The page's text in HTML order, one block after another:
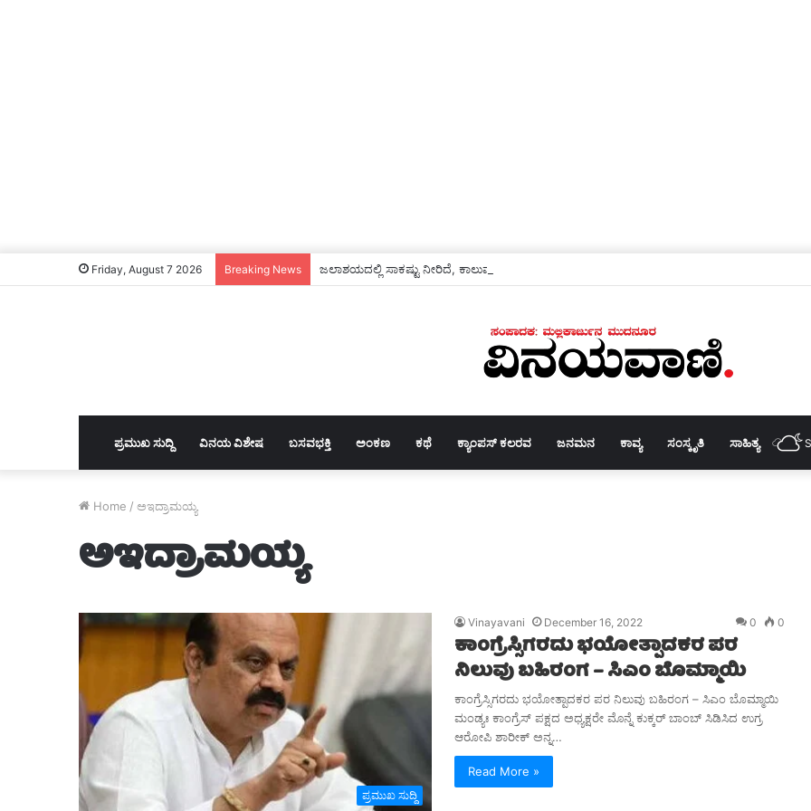
Friday, August 7 2026 Breaking News ಜಲಾಶಯದಲ್ಲಿ ಸಾಕಷ್ಟು ನೀರಿದೆ, ಕಾಲುವೆಗೆ ಹರಿಸಿ- ಯಾಳಗಿ
ಪ್ರಮುಖ ಸುದ್ದಿ ವಿನಯ ವಿಶೇಷ ಬಸವಭಕ್ತಿ ಅಂಕಣ ಕಥೆ ಕ್ಯಾಂಪಸ್ ಕಲರವ ಜನಮನ ಕಾವ್ಯ ಸಂಸ್ಕೃತಿ ಸಾಹಿತ್ಯ
Home / ಅಇದ್ರಾಮಯ್ಯ
ಅಇದ್ರಾಮಯ್ಯ
ಪ್ರಮುಖ ಸುದ್ದಿ
Vinayavani December 16, 2022 0 0
ಕಾಂಗ್ರೆಸ್ಸಿಗರದು ಭಯೋತ್ಪಾದಕರ ಪರ
ನಿಲುವು ಬಹಿರಂಗ – ಸಿಎಂ ಬೊಮ್ಮಾಯಿ
ಕಾಂಗ್ರೆಸ್ಸಿಗರದು ಭಯೋತ್ಪಾದಕರ ಪರ ನಿಲುವು ಬಹಿರಂಗ – ಸಿಎಂ ಬೊಮ್ಮಾಯಿ
ಮಂಡ್ಯಃ ಕಾಂಗ್ರೆಸ್ ಪಕ್ಷದ ಅಧ್ಯಕ್ಷರೇ ಮೊನ್ನೆ ಕುಕ್ಕರ್ ಬಾಂಬ್ ಸಿಡಿಸಿದ‌ ಉಗ್ರ
ಆರೋಪಿ ಶಾರೀಕ್ ಅನ್ನ…
Read More »